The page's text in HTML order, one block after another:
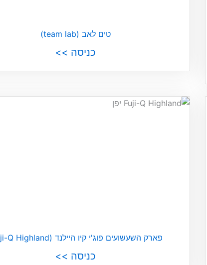
טים לאב (team lab)
כניסה >>
פארק השעשועים פוג'י קיו היילנד (Fuji-Q Highland)
כניסה >>